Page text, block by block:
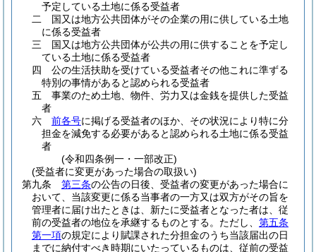
予定している土地に係る受益者
二
国又は地方公共団体がその企業の用に供している土地
に係る受益者
三
国又は地方公共団体が公共の用に供することを予定し
ている土地に係る受益者
四
公の生活扶助を受けている受益者その他これに準ずる
特別の事情があると認められる受益者
五
事業のため土地、物件、労力又は金銭を提供した受益
者
六
前各号に掲げる受益者のほか、その状況により特に分
担金を減免する必要があると認められる土地に係る受益
者
(令和四条例一・一部改正)
(受益者に変更があった場合の取扱い)
第九条
第三条の公告の日後、受益者の変更があった場合に
おいて、当該変更に係る当事者の一方又は双方がその旨を
管理者に届け出たときは、新たに受益者となった者は、従
前の受益者の地位を承継するものとする。 ただし、 第五条
第一項の規定により賦課された分担金のうち当該届出の日
までに納付すべき時期にいたっているものは、従前の受益